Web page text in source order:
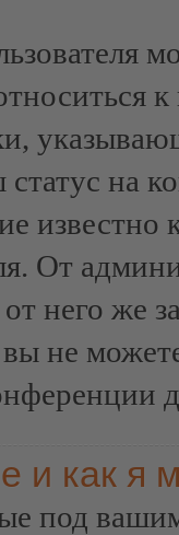
на
известно
От
него же
не
и как я
под